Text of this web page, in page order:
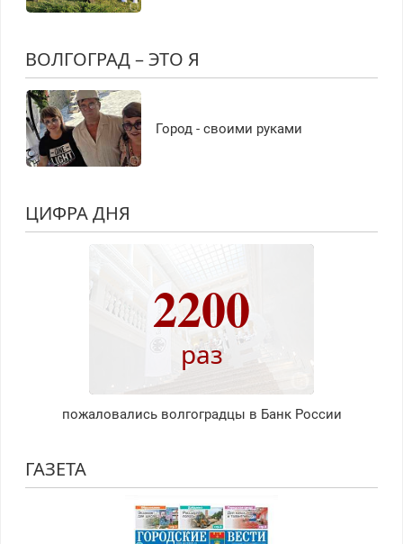
ВОЛГОГРАД – ЭТО Я
Город - своими руками
ЦИФРА ДНЯ
2200
раз
пожаловались волгоградцы в Банк России
ГАЗЕТА